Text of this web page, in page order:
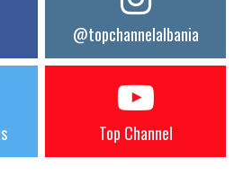
@topchannelalbania
Top Channel